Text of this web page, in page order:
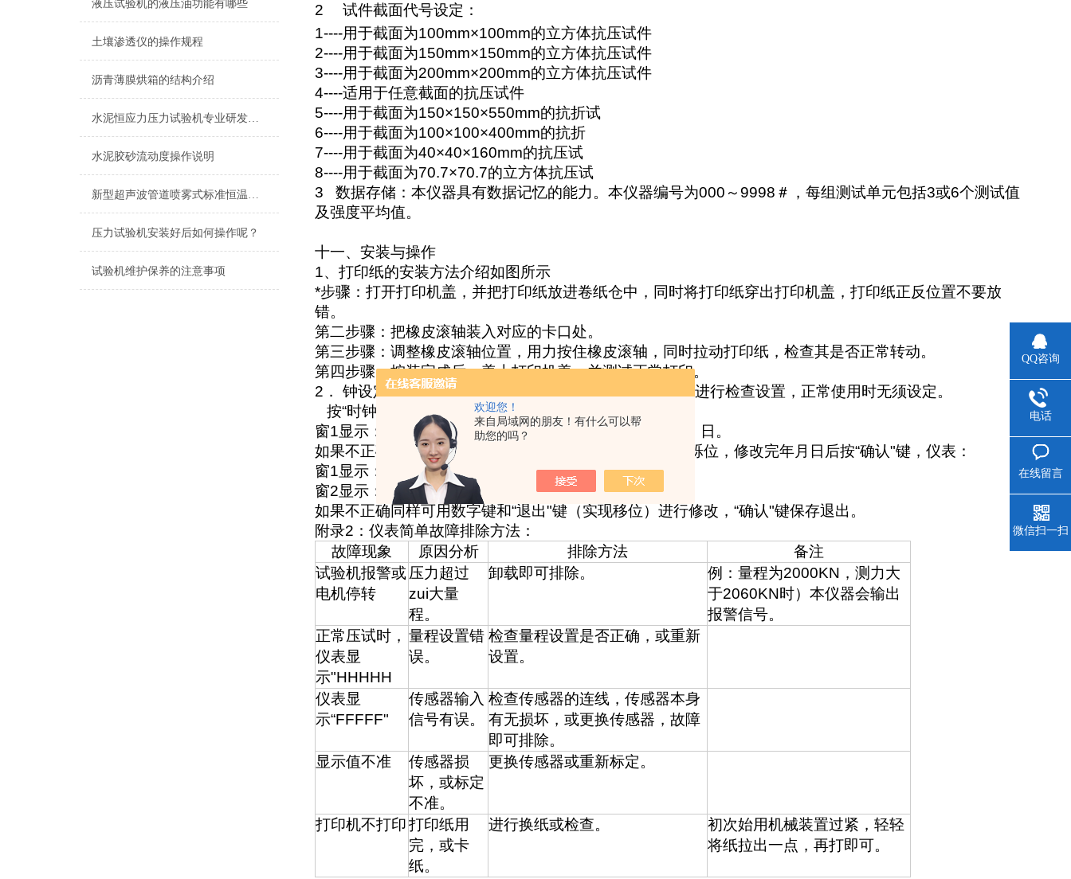
欢迎您！
来自局域网的朋友！有什么可以帮
助您的吗？
液压试验机的液压油功能有哪些
土壤渗透仪的操作规程
沥青薄膜烘箱的结构介绍
水泥恒应力压力试验机专业研发生产厂家
水泥胶砂流动度操作说明
新型超声波管道喷雾式标准恒温恒湿养护室设备使用说明
压力试验机安装好后如何操作呢？
试验机维护保养的注意事项
2
试件截面代号设定：
1----用于截面为100mm×100mm的立方体抗压试件
2----用于截面为150mm×150mm的立方体抗压试件
3----用于截面为200mm×200mm的立方体抗压试件
4----适用于任意截面的抗压试件
5----用于截面为150×150×550mm的抗折试
6----用于截面为100×100×400mm的抗折
7----用于截面为40×40×160mm的抗压试
8----用于截面为70.7×70.7的立方体抗压试
3 数据存储：本仪器具有数据记忆的能力。本仪器编号为000 ～ 9998 ＃，每组测试单元包括3或6个测试值
及强度平均值。
十一、安装与操作
1、打印纸的安装方法介绍如图所示
*步骤：打开打印机盖，并把打印纸放进卷纸仓中，同时将打印纸穿出打印机盖，打印纸正反位置不要放
错。
第二步骤：把橡皮滚轴装入对应的卡口处。
第三步骤：调整橡皮滚轴位置，用力按住橡皮滚轴，同时拉动打印纸，检查其是否正常转动。
第四步骤：按装完成后，盖上打印机盖，并测试正常打印。
2 ． 钟设定:次使用时或使用较长时间后，应对本机的时钟进行检查设置，正常使用时无须设定。
按“时钟"键，仪表显示如：
窗1显示：“— 2010"，表示年，窗2显示：“ 02-25"表示月、日。
如果不正确可输入数字键修改闪烁位，按“退出"键移动闪烁位，修改完年月日后按“确认"键，仪表：
窗1显示：“ ---08 "表示小时。
窗2显示：“ 20-10"表示分钟和秒。
如果不正确同样可用数字键和“退出"键（实现移位）进行修改，“确认"键保存退出。
附录2：仪表简单故障排除方法 ：
故障现象
原因分析 排除方法
备注
试验机报警或
电机停转
压力超过
zui大量
程。
卸载即可排除。 例：量程为2000KN ，测力大
于2060KN时）本仪器会输出
报警信号。
正常压试时，
仪表显
示"HHHHH
量程设置错
误。
检查量程设置是否正确，或重新
设置。
仪表显
示“FFFFF"
传感器输入
信号有误。
检查传感器的连线，传感器本身
有无损坏，或更换传感器，故障
即可排除。
显示值不准
传感器损
坏，或标定
不准。
更换传感器或重新标定。
打印机不打印打印纸用
完，或卡
纸。
进行换纸或检查。
初次始用机械装置过紧，轻轻
将纸拉出一点，再打即可。
QQ咨询
电话
在线留言
微信扫一扫